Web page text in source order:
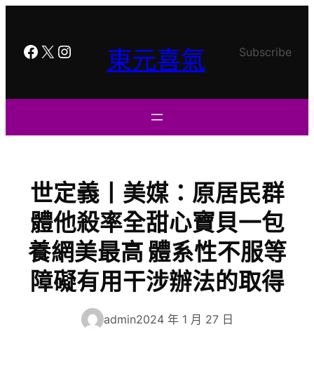
容
Facebook
X Instagram東元喜氣 Subscribe
世定義丨美媒：原居民群
體他殺率全甜心寶貝一包
養網美最高 體系性不服等
障礙有用干涉辦法的取得
admin2024 年 1 月 27 日